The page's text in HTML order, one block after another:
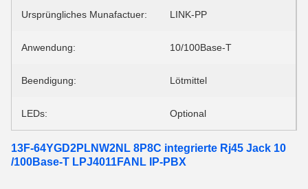
Ursprüngliches Munafactuer: LINK-PP
Anwendung: 10/100Base-T
Beendigung: Lötmittel
LEDs: Optional
13F-64YGD2PLNW2NL 8P8C integrierte Rj45 Jack 10
/100Base-T LPJ4011FANL IP-PBX